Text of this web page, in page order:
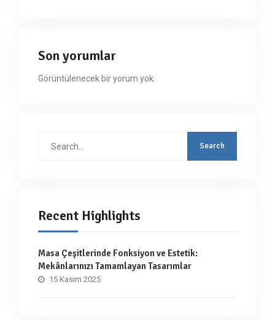
Son yorumlar
Görüntülenecek bir yorum yok.
Recent Highlights
Masa Çeşitlerinde Fonksiyon ve Estetik:
Mekânlarınızı Tamamlayan Tasarımlar
15 Kasım 2025